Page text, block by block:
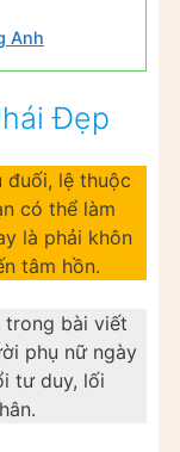
Anh
Đẹp
đuối, lệ thuộc
có thể làm
là phải khôn
tâm hồn.
trong bài viết
phụ nữ ngày
tư duy, lối